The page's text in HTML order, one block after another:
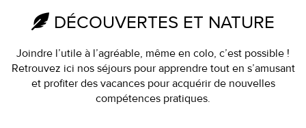
DÉCOUVERTES ET NATURE
Joindre l’utile à l’agréable, même en colo, c’est possible !
Retrouvez ici nos séjours pour apprendre tout en s’amusant
et profiter des vacances pour acquérir de nouvelles
compétences pratiques.